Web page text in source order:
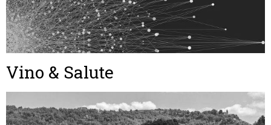
Vino & Salute